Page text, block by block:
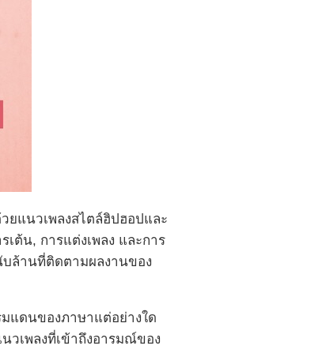
ยแนวเพลงสไตล์ฮิปฮอปและ
ต้น, การแต่งเพลง และการ
บล้านที่ติดตามผลงานของ
มแดนของภาษาแต่อย่างใด
วเพลงที่เข้าถึงอารมณ์ของ